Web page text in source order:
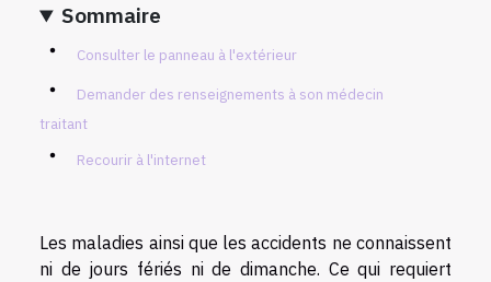
Sommaire
Consulter le panneau à l'extérieur
Demander des renseignements à son médecin
traitant
Recourir à l'internet
Les maladies ainsi que les accidents ne connaissent
ni de jours fériés ni de dimanche. Ce qui requiert